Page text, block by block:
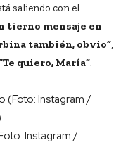
saliendo con el
tierno mensaje en
también, obvio”,
quiero, María”.
Instagram /